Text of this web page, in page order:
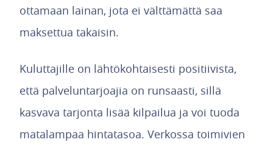
ottamaan lainan, jota ei välttämättä saa
maksettua takaisin.
Kuluttajille on lähtökohtaisesti positiivista,
että palveluntarjoajia on runsaasti, sillä
kasvava tarjonta lisää kilpailua ja voi tuoda
matalampaa hintatasoa. Verkossa toimivien